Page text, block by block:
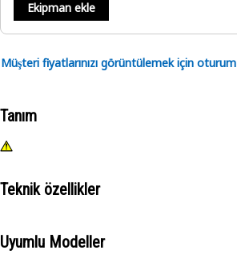
Ekipman ekle
Müşteri fiyatlarınızı görüntülemek için oturum
Tanım
Teknik özellikler
Uyumlu Modeller